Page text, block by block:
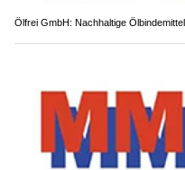
Ölfrei GmbH: Nachhaltige